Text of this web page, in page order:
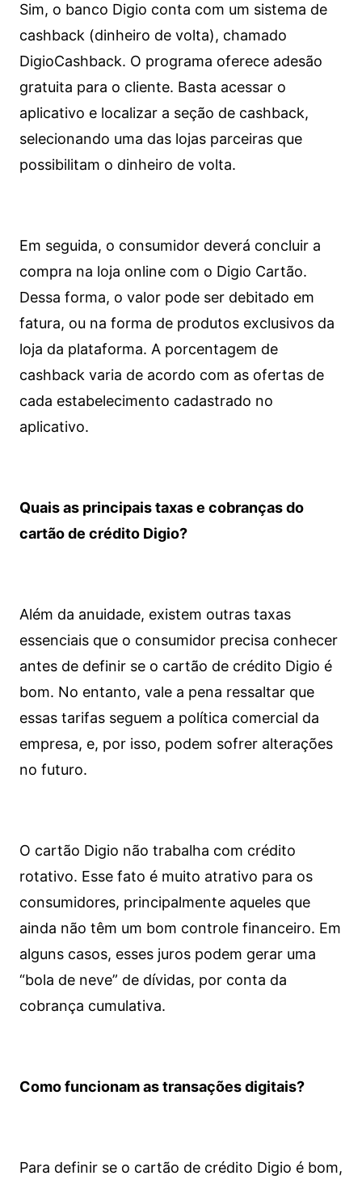
Sim, o banco Digio conta com um sistema de
cashback (dinheiro de volta), chamado
DigioCashback. O programa oferece adesão
gratuita para o cliente. Basta acessar o
aplicativo e localizar a seção de cashback,
selecionando uma das lojas parceiras que
possibilitam o dinheiro de volta.
Em seguida, o consumidor deverá concluir a
compra na loja online com o Digio Cartão.
Dessa forma, o valor pode ser debitado em
fatura, ou na forma de produtos exclusivos da
loja da plataforma. A porcentagem de
cashback varia de acordo com as ofertas de
cada estabelecimento cadastrado no
aplicativo.
Quais as principais taxas e cobranças do
cartão de crédito Digio?
Além da anuidade, existem outras taxas
essenciais que o consumidor precisa conhecer
antes de definir se o cartão de crédito Digio é
bom. No entanto, vale a pena ressaltar que
essas tarifas seguem a política comercial da
empresa, e, por isso, podem sofrer alterações
no futuro.
O cartão Digio não trabalha com crédito
rotativo. Esse fato é muito atrativo para os
consumidores, principalmente aqueles que
ainda não têm um bom controle financeiro. Em
alguns casos, esses juros podem gerar uma
“bola de neve” de dívidas, por conta da
cobrança cumulativa.
Como funcionam as transações digitais?
Para definir se o cartão de crédito Digio é bom,